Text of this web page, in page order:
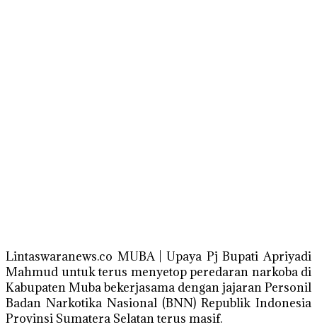
Lintaswaranews.co MUBA | Upaya Pj Bupati Apriyadi
Mahmud untuk terus menyetop peredaran narkoba di
Kabupaten Muba bekerjasama dengan jajaran Personil
Badan Narkotika Nasional (BNN) Republik Indonesia
Provinsi Sumatera Selatan terus masif.